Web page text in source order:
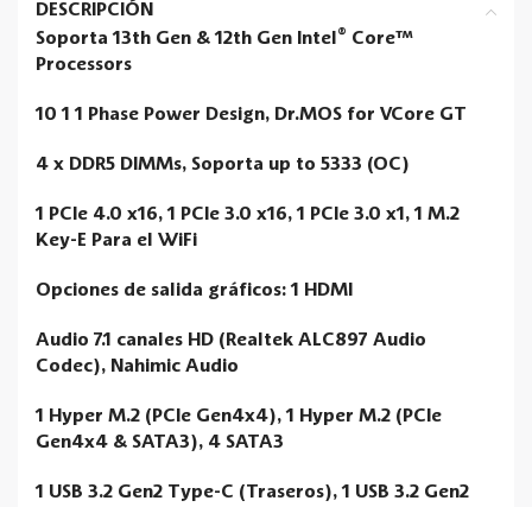
DESCRIPCIÓN
Soporta 13th Gen & 12th Gen Intel ® Core™
Processors
10 1 1 Phase Power Design, Dr.MOS for VCore GT
4 x DDR5 DIMMs, Soporta up to 5333 (OC)
1 PCIe 4.0 x16, 1 PCIe 3.0 x16, 1 PCIe 3.0 x1, 1 M.2
Key-E Para el WiFi
Opciones de salida gráficos: 1 HDMI
Audio 7.1 canales HD (Realtek ALC897 Audio
Codec), Nahimic Audio
1 Hyper M.2 (PCIe Gen4x4), 1 Hyper M.2 (PCIe
Gen4x4 & SATA3), 4 SATA3
1 USB 3.2 Gen2 Type-C (Traseros), 1 USB 3.2 Gen2